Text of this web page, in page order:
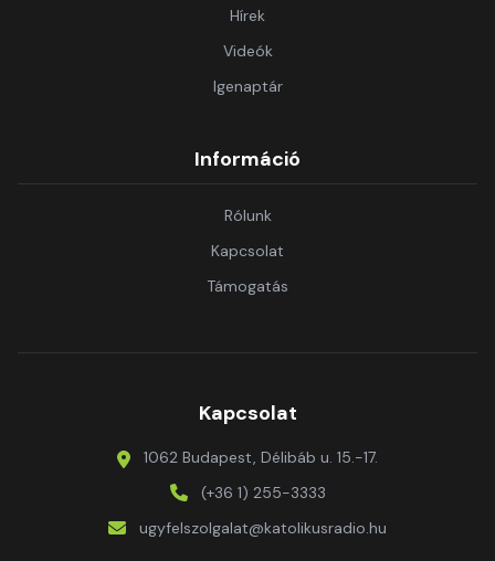
Hírek
Videók
Igenaptár
Információ
Rólunk
Kapcsolat
Támogatás
Kapcsolat
1062 Budapest, Délibáb u. 15.-17.
(+36 1) 255-3333
ugyfelszolgalat@katolikusradio.hu